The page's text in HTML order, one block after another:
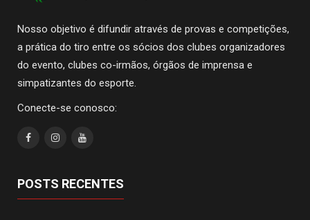
Nosso objetivo é difundir através de provas e competições,
a prática do tiro entre os sócios dos clubes organizadores
do evento, clubes co-irmãos, órgãos de imprensa e
simpatizantes do esporte.
Conecte-se conosco:
POSTS RECENTES